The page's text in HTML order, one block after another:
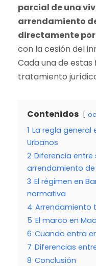
parcial de una
arrendamiento
directamente
con la cesión del
Cada una de
tratamiento
Contenidos
1 La regla general
Urbanos
2 Diferencia entre
arrendamiento
3 El régimen en
normativa
4 Arrendamiento
5 El marco en
6 Cuando entra
7 Diferencias
8 Conclusión